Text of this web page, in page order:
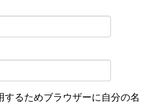
するためブラウザーに自分の名